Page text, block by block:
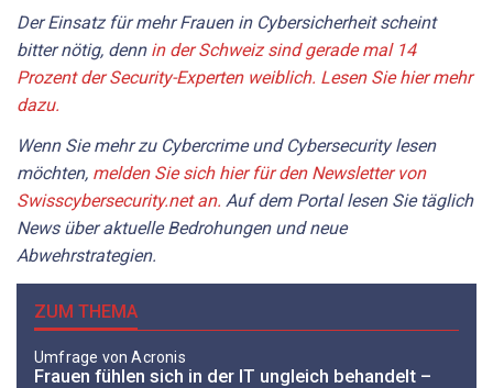
Der Einsatz für mehr Frauen in Cybersicherheit scheint
bitter nötig, denn in der Schweiz sind gerade mal 14
Prozent der Security-Experten weiblich. Lesen Sie hier mehr
dazu.
Wenn Sie mehr zu Cybercrime und Cybersecurity lesen
möchten, melden Sie sich hier für den Newsletter von
Swisscybersecurity.net an. Auf dem Portal lesen Sie täglich
News über aktuelle Bedrohungen und neue
Abwehrstrategien.
ZUM THEMA
Umfrage von Acronis
Frauen fühlen sich in der IT ungleich behandelt –